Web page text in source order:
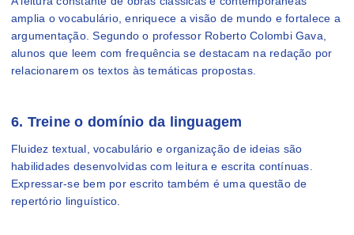
amplia o vocabulário, enriquece a visão de mundo e fortalece a
argumentação. Segundo o professor Roberto Colombi Gava,
alunos que leem com frequência se destacam na redação por
relacionarem os textos às temáticas propostas.
6. Treine o domínio da linguagem
Fluidez textual, vocabulário e organização de ideias são
habilidades desenvolvidas com leitura e escrita contínuas.
Expressar-se bem por escrito também é uma questão de
repertório linguístico.